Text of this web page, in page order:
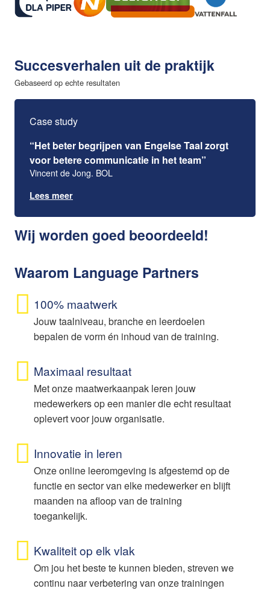
Succesverhalen uit de praktijk
Gebaseerd op echte resultaten
Case study
“Het beter begrijpen van Engelse Taal zorgt
voor betere communicatie in het team”
Vincent de Jong. BOL
Lees meer
Wij worden goed beoordeeld!
Waarom Language Partners
100% maatwerk
Jouw taalniveau, branche en leerdoelen
bepalen de vorm én inhoud van de training.
Maximaal resultaat
Met onze maatwerkaanpak leren jouw
medewerkers op een manier die echt resultaat
oplevert voor jouw organisatie.
Innovatie in leren
Onze online leeromgeving is afgestemd op de
functie en sector van elke medewerker en blijft
maanden na afloop van de training
toegankelijk.
Kwaliteit op elk vlak
Om jou het beste te kunnen bieden, streven we
continu naar verbetering van onze trainingen